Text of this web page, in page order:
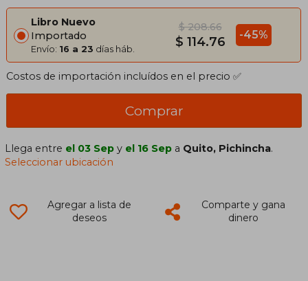
Libro Nuevo
Importado
Envío: 16 a 23 días háb.
$ 208.66
$ 114.76 -45%
Costos de importación incluídos en el precio ✅
Comprar
Llega entre el 03 Sep y el 16 Sep a Quito, Pichincha.
Seleccionar ubicación
Agregar a lista de
deseos
Comparte y gana
dinero